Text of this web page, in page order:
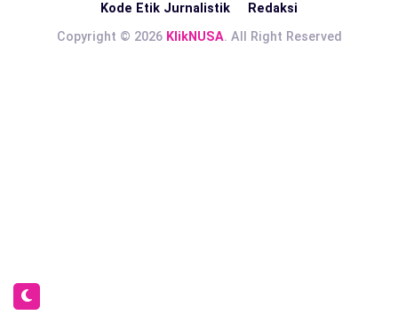
Kode Etik Jurnalistik
Redaksi
Copyright © 2026 KlikNUSA. All Right Reserved